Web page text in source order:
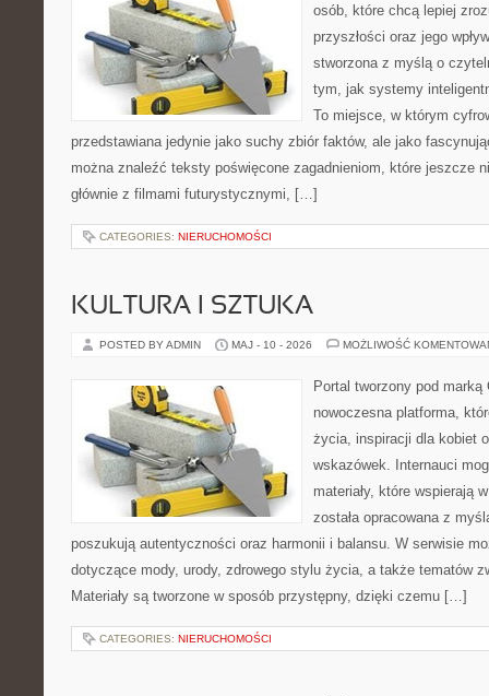
osób, które chcą lepiej
przyszłości oraz jego
stworzona z myślą o
tym, jak systemy
To miejsce, w którym
przedstawiana jedynie jako suchy zbiór faktów, ale jako
można znaleźć teksty poświęcone zagadnieniom, które jeszcze
głównie z filmami futurystycznymi, […]
CATEGORIES: NIERUCHOMOŚCI
KULTURA I SZTUKA
POSTED BY ADMIN MAJ - 10 - 2026 MOŻLIWOŚĆ
Portal tworzony pod
nowoczesna platforma,
życia, inspiracji dla kobiet
wskazówek. Internauci
materiały, które wspierają
została opracowana z
poszukują autentyczności oraz harmonii i balansu. W serwisie
dotyczące mody, urody, zdrowego stylu życia, a także tematów
Materiały są tworzone w sposób przystępny, dzięki czemu […]
CATEGORIES: NIERUCHOMOŚCI